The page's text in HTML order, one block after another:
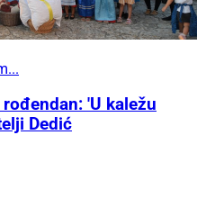
rođendan: 'U kaležu
Dedić